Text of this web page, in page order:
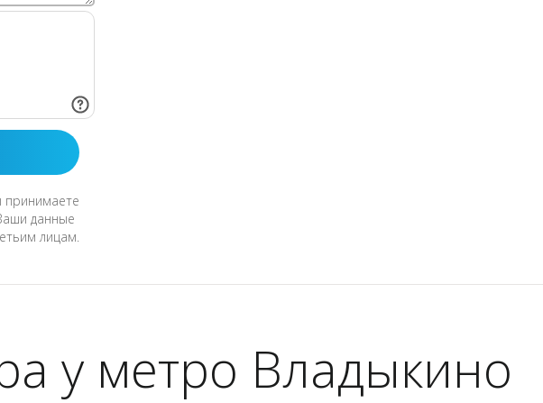
принимаете
данные
лицам.
у метро Владыкино